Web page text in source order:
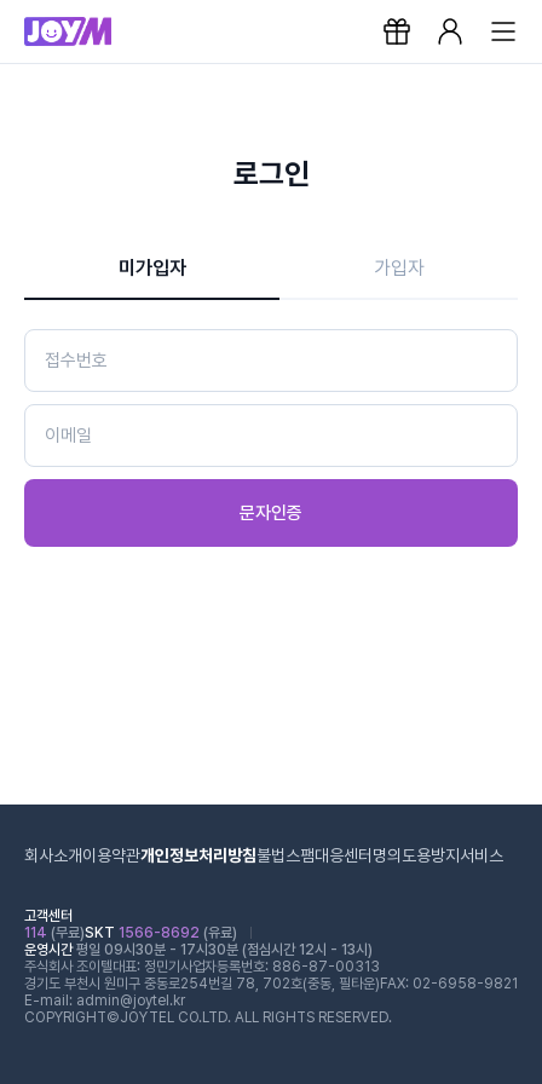
로그인
미가입자 가입자
문자인증
회사소개이용약관개인정보처리방침불법스팸대응센터 명의도용방지서비스
고객센터
114 (무료)SKT 1566-8692 (유료)
운영시간평일 09시30분 - 17시30분 (점심시간 12시 - 13시)
주식회사 조이텔대표: 정민기 사업자등록번호: 886-87-00313
경기도 부천시 원미구 중동로254번길 78, 702호(중동, 필타운) FAX: 02-6958-9821
E-mail: admin@joytel.kr
COPYRIGHT©JOYTEL CO.LTD. ALL RIGHTS RESERVED.